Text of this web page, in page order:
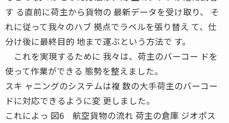
す る直前に荷主から貨物の 最新データを受け取り、 そ
れに従って我々のハブ 拠点でラベルを張り替え て、仕
分け後に最終目的 地まで運ぶという方法で す。
これを実現するために 我々は、荷主のバーコー ドを
使って作業ができる 態勢を整えました。
スキ ャニングのシステムは複 数の大手荷主のバーコー
ドに対応できるように変 更しました。
これによっ 図6 航空貨物の流れ 荷主の倉庫 ジオポス